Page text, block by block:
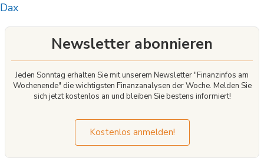
Dax
Newsletter abonnieren
Jeden Sonntag erhalten Sie mit unserem Newsletter "Finanzinfos am
Wochenende" die wichtigsten Finanzanalysen der Woche. Melden Sie
sich jetzt kostenlos an und bleiben Sie bestens informiert!
Kostenlos anmelden!